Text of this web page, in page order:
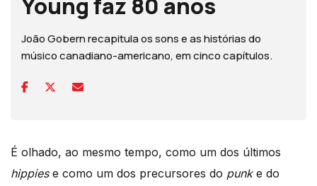
João Gobern recapitula os sons e as histórias do
músico canadiano-americano, em cinco capítulos.
É olhado, ao mesmo tempo, como um dos últimos
hippiese como um dos precursores do punke do